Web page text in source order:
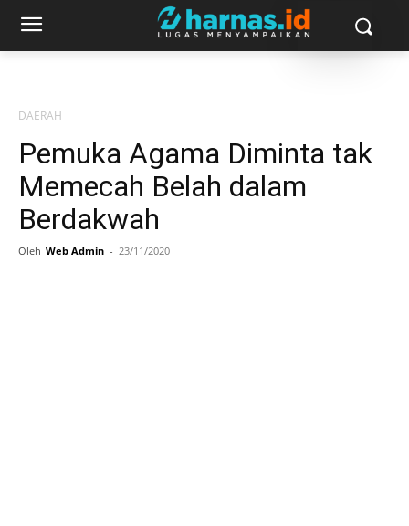
DAERAH
Pemuka Agama Diminta tak
Memecah Belah dalam
Berdakwah
Oleh Web Admin - 23/11/2020